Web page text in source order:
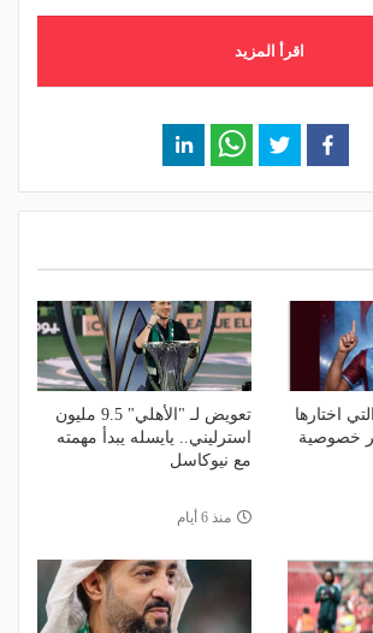
اقرأ المزيد
اختارها
خصوصية
تعويض لـ "الأهلي" 9.5 مليون
استرليني.. يايسله يبدأ مهمته
مع نيوكاسل
منذ 6 أيام